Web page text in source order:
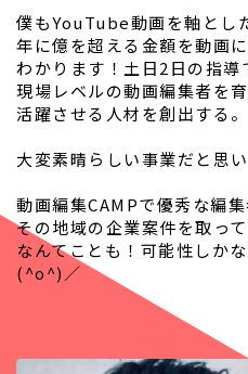
僕もYouTube動画を軸とし
年に億を超える金額を動画
わかります！土日2日の指導
現場レベルの動画編集者を育
活躍させる人材を創出する。
大変素晴らしい事業だと思い
動画編集CAMPで優秀な編集
その地域の企業案件を取っ
なんてことも！可能性しか
(^o^)／